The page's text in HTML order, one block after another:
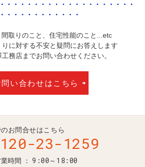
・・・・・・・・・・・・・・・・・・・
・・・・・・・・・・・
取りのこと、住宅性能のこと...etc
に対する不安と疑問にお答えします
務店までお問い合わせください。
問い合わせはこちら
お問合せはこちら
23-1259
時間 9:00～18:00